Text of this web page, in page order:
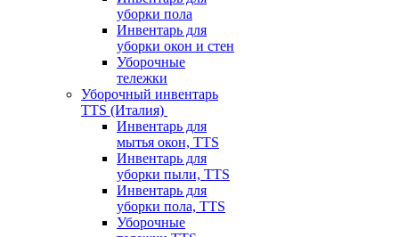
уборки пола
Инвентарь для
уборки окон и стен
Уборочные
тележки
Уборочный инвентарь
TTS (Италия)
Инвентарь для
мытья окон, TTS
Инвентарь для
уборки пыли, TTS
Инвентарь для
уборки пола, TTS
Уборочные